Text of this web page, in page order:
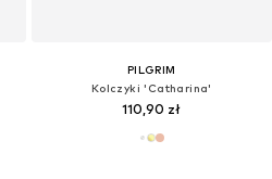
PILGRIM
Kolczyki 'Catharina'
110,90 zł